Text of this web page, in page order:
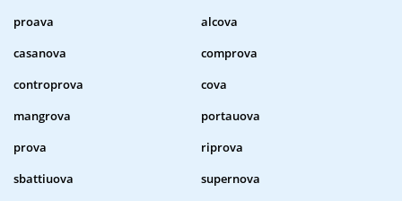
proava
alcova
casanova
comprova
controprova
cova
mangrova
portauova
prova
riprova
sbattiuova
supernova